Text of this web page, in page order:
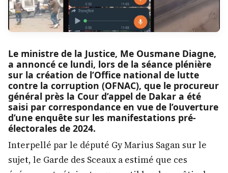
Le ministre de la Justice, Me Ousmane Diagne,
a annoncé ce lundi, ​lors de la séance plénière
sur la création de l’Office national de lutte
contre la corruption (OFNAC), que le procureur
général près la Cour d’appel de Dakar a été
saisi par correspondance en vue de l’ouverture
d’une enquête sur les manifestations pré-
électorales de 2024.
Interpellé par le député Gy Marius Sagan sur le
sujet, le Garde des Sceaux a estimé que ces